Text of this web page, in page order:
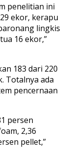
penelitian ini
ekor, kerapu
lingkis
16 ekor,”
183 dari 220
Totalnya ada
pencernaan
persen
2,36
pellet,”